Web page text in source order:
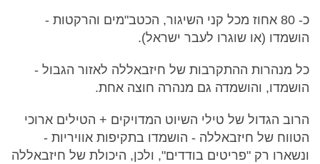
כ- 80 אחוז מכל קני השיגור, הכטב"מים והרקטות -
הושמדו (או שוגרו לעבר ישראל).
כל מנהרות ההתקרבות של חיזבאללה לאזור הגבול -
הושמדו, והושמדה גם מנהרה חוצה אחת.
הרוב הגדול של טילי השיוט המדויקים + הטילים ארוכי
הטווח של חיזבאללה - הושמדו בתקיפות אוויריות -
ונשארו רק "פריטים בודדים", ולכן, היכולת של חיזבאללה